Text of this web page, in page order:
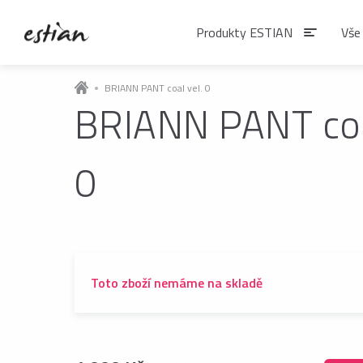
BRIANN PANT coal vel. 0
BRIANN PANT
0
Toto zboží nemáme na skladě
Produkty ESTIAN
Produkty
ČAJE